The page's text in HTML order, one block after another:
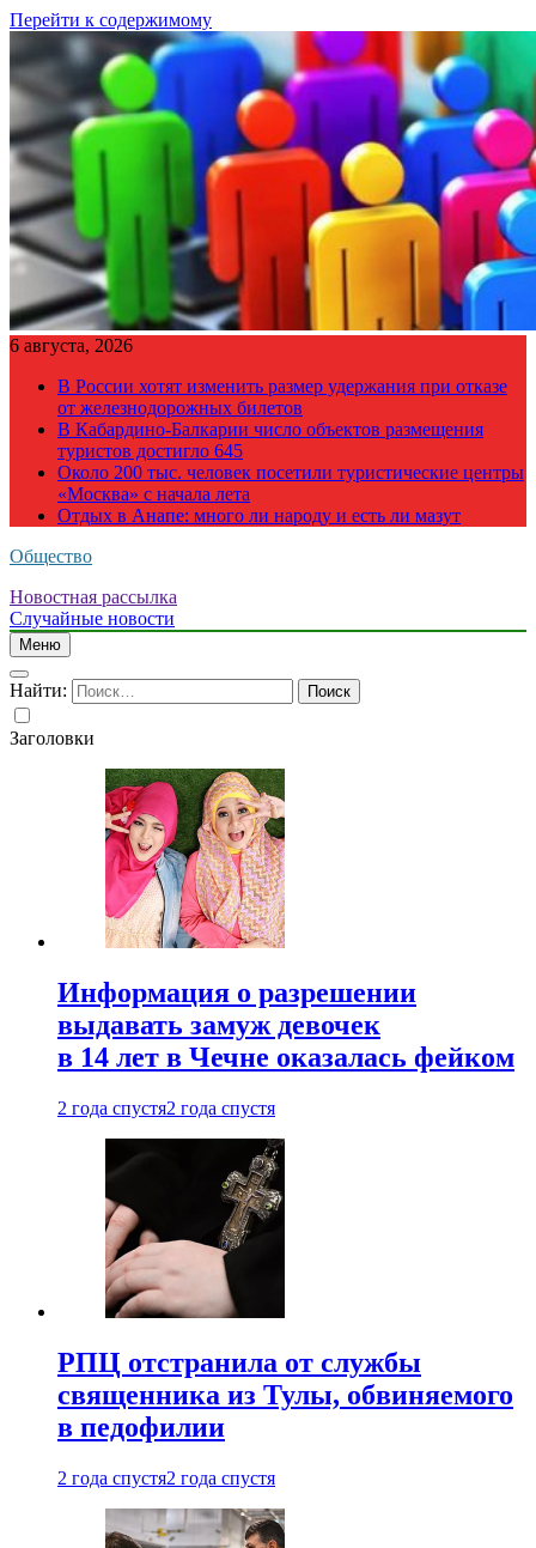
Перейти к содержимому
6 августа, 2026
В России хотят изменить размер удержания при отказе
от железнодорожных билетов
В Кабардино-Балкарии число объектов размещения
туристов достигло 645
Около 200 тыс. человек посетили туристические центры
«Москва» с начала лета
Отдых в Анапе: много ли народу и есть ли мазут
Общество
Новостная рассылка
Случайные новости
Меню
Найти:
Заголовки
Информация о разрешении
выдавать замуж девочек
в 14 лет в Чечне оказалась фейком
2 года спустя2 года спустя
РПЦ отстранила от службы
священника из Тулы, обвиняемого
в педофилии
2 года спустя2 года спустя